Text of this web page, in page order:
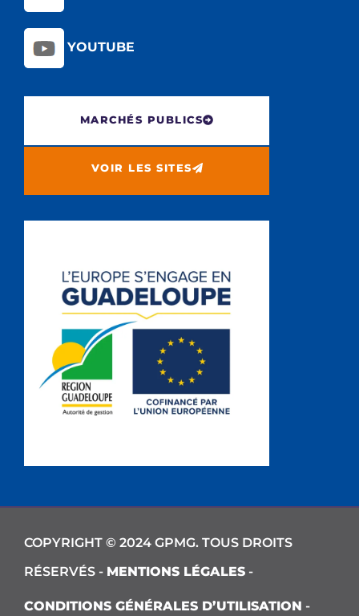
YOUTUBE
MARCHÉS PUBLICS
VOIR LES SITES
COPYRIGHT © 2024 GPMG. TOUS DROITS
RÉSERVÉS - MENTIONS LÉGALES -
CONDITIONS GÉNÉRALES D’UTILISATION -